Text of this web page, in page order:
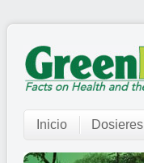
Inicio Dosieres